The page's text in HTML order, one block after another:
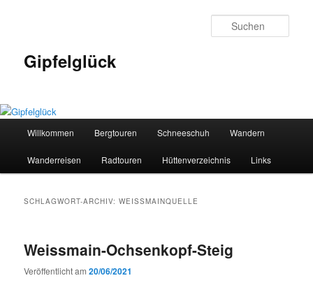
Gipfelglück
Willkommen Bergtouren Schneeschuh Wandern
Wanderreisen Radtouren Hüttenverzeichnis Links
SCHLAGWORT-ARCHIV:WEISSMAINQUELLE
Weissmain-Ochsenkopf-Steig
Veröffentlicht am20/06/2021